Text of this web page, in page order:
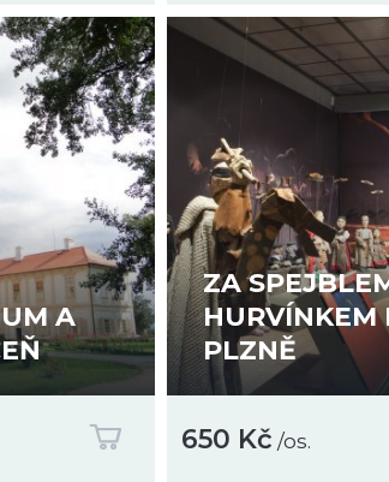
A
ZA
HURVÍNKEM
PLZNĚ
650 Kč /os.